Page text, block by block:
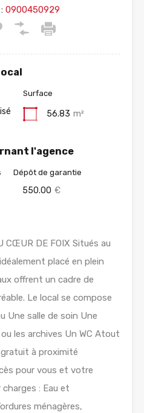
0900450929
Surface
56.83 m²
l'agence
Dépôt de garantie
550.00 €
CŒUR DE FOIX Situés au
placé en plein
offrent un cadre de
Le local se compose
Une salle de soin Une
les archives Un WC Atout
à proximité
pour vous et votre
: Eau et
ménagères,